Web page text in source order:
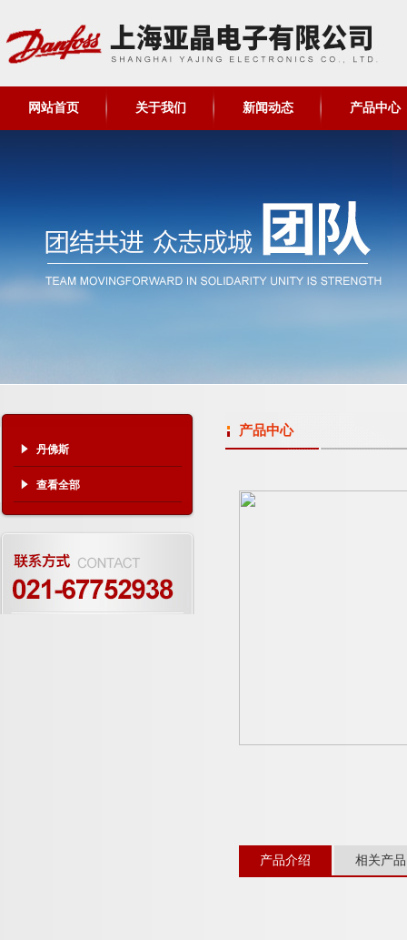
网站首页 关于我们 新闻动态 产品中心
丹佛斯
查看全部
产品中心
产品介绍 相关产品